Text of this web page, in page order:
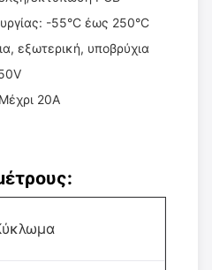
-55°C έως 250°C
εξωτερική, υποβρύχια
20A